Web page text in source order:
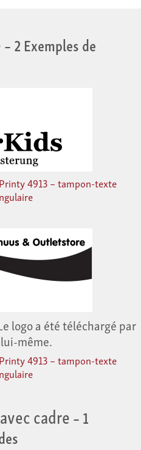
– 2 Exemples de
4913 – tampon-texte
logo a été téléchargé par
même.
4913 – tampon-texte
cadre– 1